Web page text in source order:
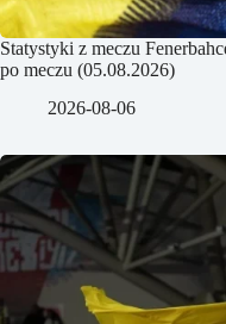
Statystyki z meczu
po meczu (05.08.2026)
2026-08-06